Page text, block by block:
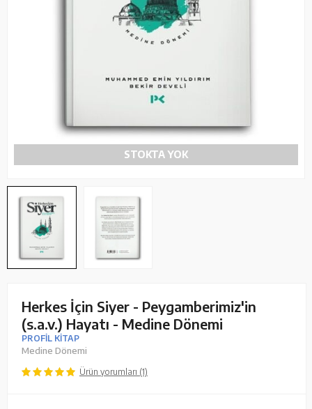
STOKTA YOK
Herkes İçin Siyer - Peygamberimiz'in
(s.a.v.) Hayatı - Medine Dönemi
PROFİL KİTAP
Medine Dönemi
Ürün yorumları (1)